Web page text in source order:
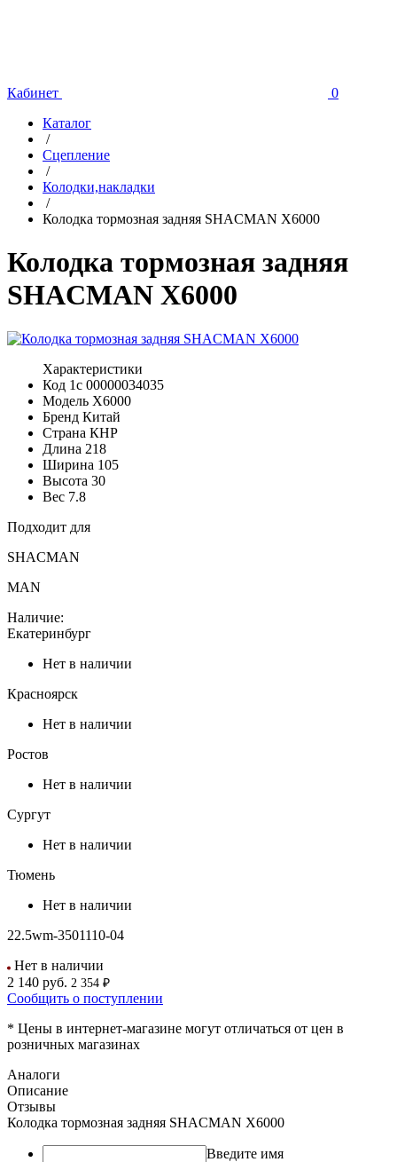
Кабинет
0
Каталог
/
Сцепление
/
Колодки,накладки
/
Колодка тормозная задняя SHACMAN X6000
Колодка тормозная задняя
SHACMAN X6000
Характеристики
Код 1с 00000034035
Модель X6000
Бренд Китай
Страна КНР
Длина 218
Ширина 105
Высота 30
Вес 7.8
Подходит для
SHACMAN
MAN
Наличие:
Екатеринбург
Нет в наличии
Красноярск
Нет в наличии
Ростов
Нет в наличии
Сургут
Нет в наличии
Тюмень
Нет в наличии
22.5wm-3501110-04
Нет в наличии
2 140 руб. 2 354 ₽
Сообщить о поступлении
* Цены в интернет-магазине могут отличаться от цен в
розничных магазинах
Аналоги
Описание
Отзывы
Колодка тормозная задняя SHACMAN X6000
Введите имя